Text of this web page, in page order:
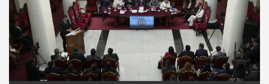
n
t
: